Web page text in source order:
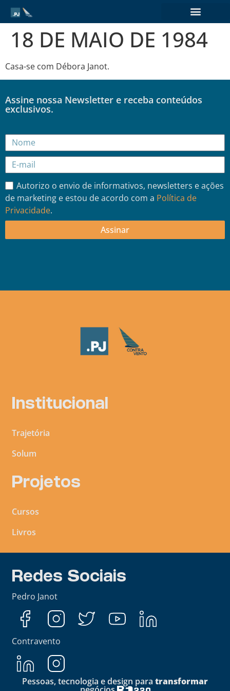
18 DE MAIO DE 1984
Casa-se com Débora Janot.
Assine nossa Newsletter e receba conteúdos
exclusivos.
Autorizo o envio de informativos, newsletters e ações
de marketing e estou de acordo com a Política de
Privacidade.
Assinar
Institucional
Trajetória
Solum
Projetos
Cursos
Livros
Redes Sociais
Pedro Janot
Contravento
Pessoas, tecnologia e design para transformar